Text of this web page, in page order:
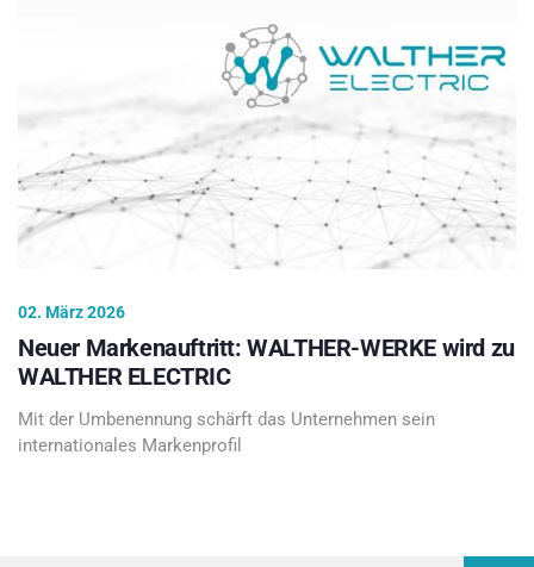
02. März 2026
Neuer Markenauftritt: WALTHER-WERKE wird zu
WALTHER ELECTRIC
Mit der Umbenennung schärft das Unternehmen sein
internationales Markenprofil